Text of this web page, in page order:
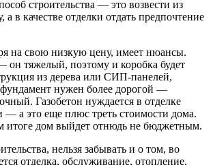
строительства — это возвести из
а в качестве отделки отдать предпочтение
на свою низкую цену, имеет нюансы.
он тяжелый, поэтому и коробка будет
из дерева или СИП-панелей,
фундамент нужен более дорогой —
Газобетон нуждается в отделке
— а это еще плюс треть стоимости дома.
итоге дом выйдет отнюдь не бюджетным.
нельзя забывать и о том, во
отделка, обслуживание, отопление,